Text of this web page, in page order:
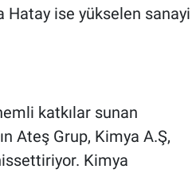
Hatay ise yükselen sanayi
katkılar sunan
Ateş Grup, Kimya A.Ş,
Kimya